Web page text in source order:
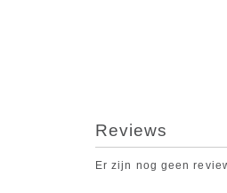
Reviews
Er zijn nog geen